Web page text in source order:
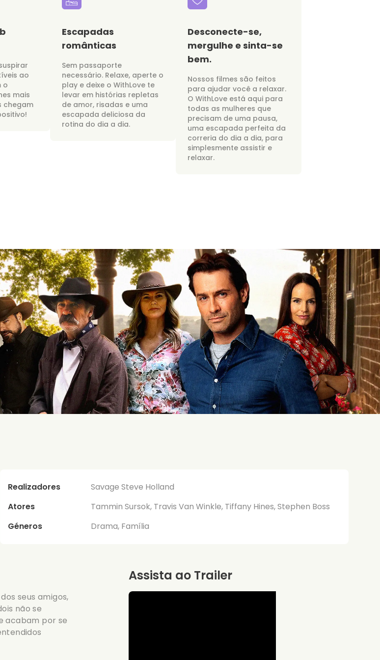
ao
o
mais
chegam
Escapadas
românticas
Sem passaporte
necessário. Relaxe, aperte o
play e deixe o WithLove te
levar em histórias repletas
de amor, risadas e uma
escapada deliciosa da
rotina do dia a dia.
Desconecte-se,
mergulhe e sinta-se
bem.
Nossos filmes são feitos
para ajudar você a relaxar.
O WithLove está aqui para
todas as mulheres que
precisam de uma pausa,
uma escapada perfeita da
correria do dia a dia, para
simplesmente assistir e
relaxar.
Realizadores
Savage Steve Holland
Atores
Tammin Sursok, Travis Van Winkle, Tiffany Hines, Stephen Boss
Géneros
Drama, Família
seus amigos,
não se
acabam por se
Assista ao Trailer